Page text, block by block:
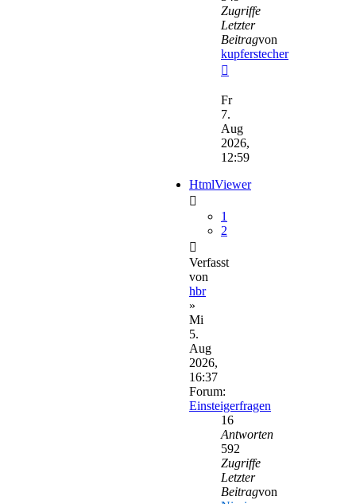
Zugriffe
Letzter
Beitragvon
kupferstecher
Beitrag
Fr
7.
Aug
2026,
12:59
HtmlViewer
1
2
Verfasst
von
hbr
»
Mi
5.
Aug
2026,
16:37
Forum:
Einsteigerfragen
16
Antworten
592
Zugriffe
Letzter
Beitragvon